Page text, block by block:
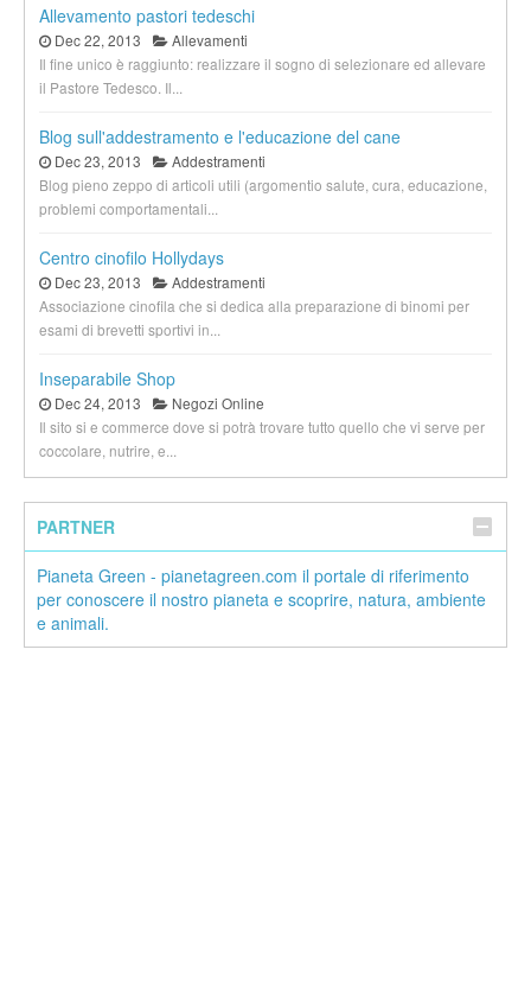
Allevamento pastori tedeschi
Dec 22, 2013
Allevamenti
Il fine unico è raggiunto: realizzare il sogno di selezionare ed allevare
il Pastore Tedesco. Il...
Blog sull'addestramento e l'educazione del cane
Dec 23, 2013
Addestramenti
Blog pieno zeppo di articoli utili (argomentio salute, cura, educazione,
problemi comportamentali...
Centro cinofilo Hollydays
Dec 23, 2013
Addestramenti
Associazione cinofila che si dedica alla preparazione di binomi per
esami di brevetti sportivi in...
Inseparabile Shop
Dec 24, 2013
Negozi Online
Il sito si e commerce dove si potrà trovare tutto quello che vi serve per
coccolare, nutrire, e...
PARTNER
Pianeta Green - pianetagreen.com il portale di riferimento
per conoscere il nostro pianeta e scoprire, natura, ambiente
e animali.